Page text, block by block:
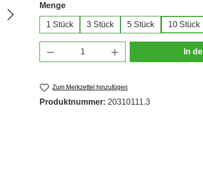
Mengeauswählen
1 Stück 3 Stück 5 Stück 10 Stück
Produkt Anzahl: Gib den In
Zum Merkzettel hinzufügen
Produktnummer: 20310111.3